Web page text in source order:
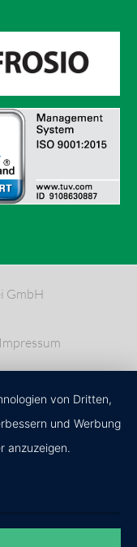
GmbH
Impressum
von Dritten,
und Werbung
anzuzeigen.